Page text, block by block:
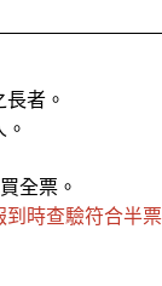
者。
全票。
到時查驗符合半